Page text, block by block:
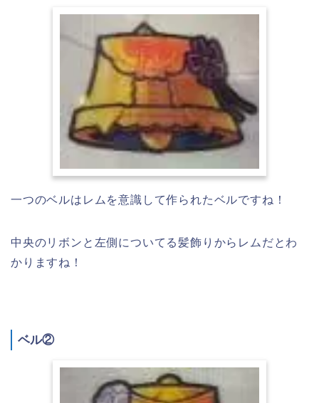
一つのベルはレムを意識して作られたベルですね！
中央のリボンと左側についてる髪飾りからレムだとわ
かりますね！
ベル②